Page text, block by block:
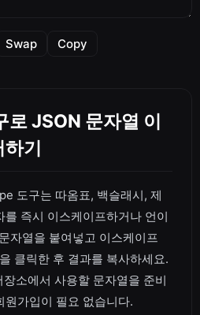
Swap Copy
JSON 문자열 이
기
도구는 따옴표, 백슬래시, 제
즉시 이스케이프하거나 언이
자열을 붙여넣고 이스케이프
클릭한 후 결과를 복사하세요.
소에서 사용할 문자열을 준비
가입이 필요 없습니다.